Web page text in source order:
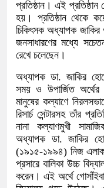
প্রতিষ্ঠান। এই
হয়। প্রতিষ্ঠান থেকে
চিকিৎসক অধ্যাপক জাকির
জনসাধারণের মধ্যে
রেখে চলেছেন।
অধ্যাপক ডা. জাকির
সময় ও উপার্জিত
মানুষের কল্যাণে
রিসার্চ সেন্টারসহ তাঁর
নানা কল্যাণমুখী
অধ্যাপক ডা. জাকির
(১৯১৫-১৯৯৪) নিজ
প্রসারে বালিকা উচ্চ
করেন। এই অর্থে